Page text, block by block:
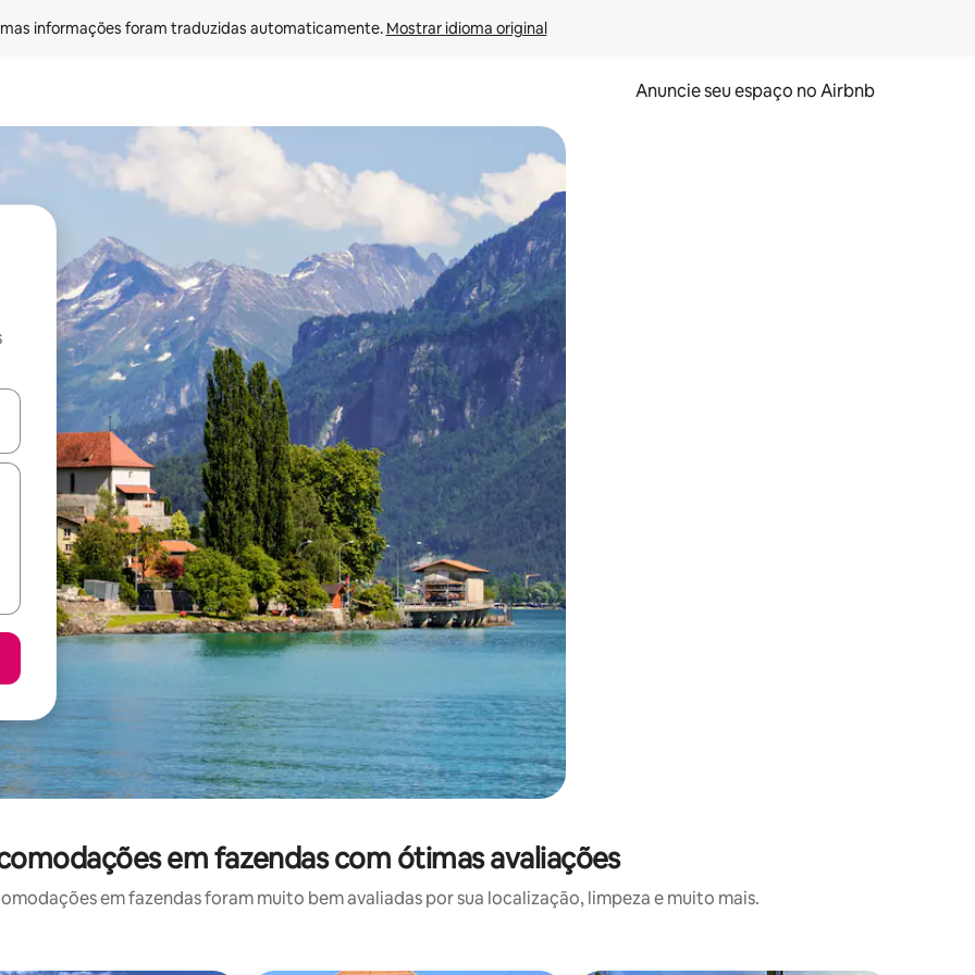
informações foram traduzidas automaticamente. Mostrar idioma original
Anuncie seu espaço no Airbnb
os usando as seta para cima e para baixo do teclado ou tocando e deslizando o dedo na tela.
em fazendas com ótimas avaliações
em fazendas foram muito bem avaliadas por sua localização, limpeza e muito mais.